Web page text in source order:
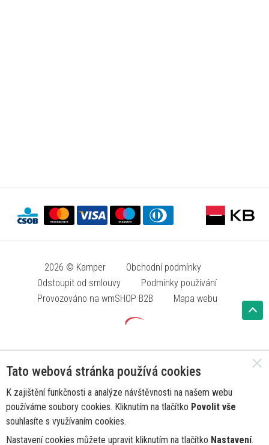
2026 © Kamper
Obchodní podmínky
Odstoupit od smlouvy
Podmínky používání
Provozováno na wmSHOP B2B
Mapa webu
Tato webová stránka používá cookies
K zajištění funkčnosti a analýze návštěvnosti na našem webu
používáme soubory cookies. Kliknutím na tlačítko Povolit vše
souhlasíte s využívaním cookies.
Nastavení cookies můžete upravit kliknutím na tlačítko Nastavení.